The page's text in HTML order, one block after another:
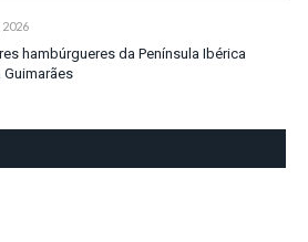
2026
hambúrgueres da Península Ibérica
Guimarães